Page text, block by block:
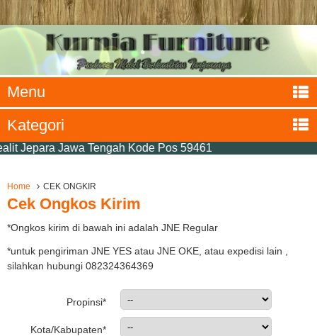
Menu
Kategori
Jepara Jawa Tengah Kode Pos 59461
Home CEK ONGKIR
Cek Ongkos Kirim
*Ongkos kirim di bawah ini adalah JNE Regular
*untuk pengiriman JNE YES atau JNE OKE, atau expedisi lain ,
silahkan hubungi 082324364369
Propinsi*
Kota/Kabupaten*